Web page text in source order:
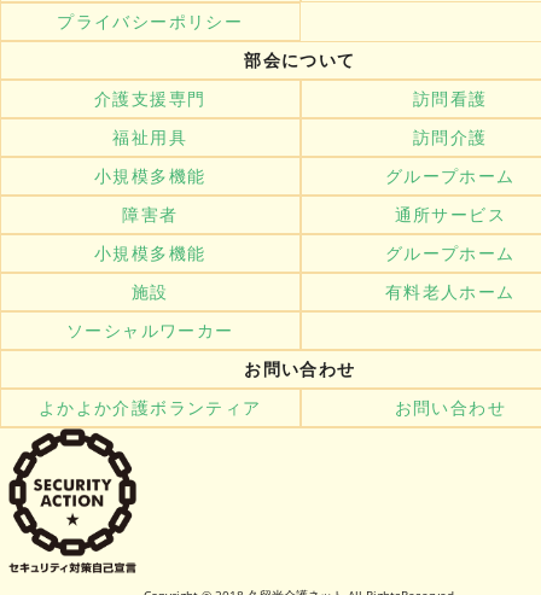
プライバシーポリシー
部会について
介護支援専門
訪問看護
福祉用具
訪問介護
小規模多機能
グループホーム
障害者
通所サービス
小規模多機能
グループホーム
施設
有料老人ホーム
ソーシャルワーカー
お問い合わせ
よかよか介護ボランティア
お問い合わせ